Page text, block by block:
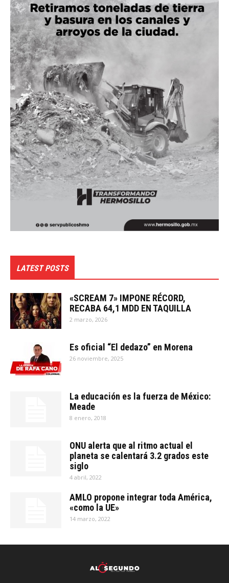
LATEST POSTS
«SCREAM 7» IMPONE RÉCORD,
RECABA 64,1 MDD EN TAQUILLA
2 marzo, 2026
Es oficial “El dedazo” en Morena
26 noviembre, 2025
La educación es la fuerza de México:
Meade
8 enero, 2018
ONU alerta que al ritmo actual el
planeta se calentará 3.2 grados este
siglo
4 abril, 2022
AMLO propone integrar toda América,
«como la UE»
14 marzo, 2022